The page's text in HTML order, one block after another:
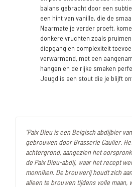
balans gebracht door een
een hint van vanille, die de
Naarmate je verder proeft,
donkere vruchten zoals
diepgang en complexiteit
verwarmend, met een
hangen en de rijke smaken
Jeugd is een stout die je blijft
"Paix Dieu is een Belgisch abdijbier
gebrouwen door Brasserie Caulier.
achtergrond, aangezien het
de Paix Dieu-abdij, waar het recept
monniken. De brouwerij houdt zich
alleen te brouwen tijdens volle maan,